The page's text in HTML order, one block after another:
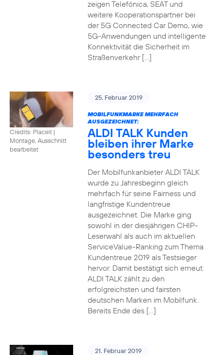
zeigen Telefónica, SEAT und
weitere Kooperationspartner bei
der 5G Connected Car Demo, wie
5G-Anwendungen und intelligente
Konnektivität die Sicherheit im
Straßenverkehr […]
Credits: Placeit |
Montage, Ausschnitt
bearbeitet
25. Februar 2019
MOBILFUNKMARKE MEHRFACH
AUSGEZEICHNET:
ALDI TALK Kunden
bleiben ihrer Marke
besonders treu
Der Mobilfunkanbieter ALDI TALK
wurde zu Jahresbeginn gleich
mehrfach für seine Fairness und
langfristige Kundentreue
ausgezeichnet. Die Marke ging
sowohl in der diesjährigen CHIP-
Leserwahl als auch im aktuellen
ServiceValue-Ranking zum Thema
Kundentreue 2019 als Testsieger
hervor. Damit bestätigt sich erneut:
ALDI TALK zählt zu den
erfolgreichsten und fairsten
deutschen Marken im Mobilfunk.
Bereits Ende des […]
21. Februar 2019